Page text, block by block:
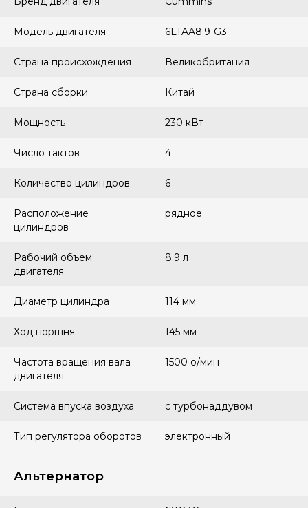
Модель двигателя 6LTAA8.9-G3
Страна происхождения Великобритания
Страна сборки Китай
Мощность 230 кВт
Число тактов 4
Количество цилиндров 6
Расположение
цилиндров
рядное
Рабочий объем
двигателя
8.9 л
Диаметр цилиндра 114 мм
Ход поршня 145 мм
Частота вращения вала
двигателя
1500 о/мин
Система впуска воздуха с турбонаддувом
Тип регулятора оборотов электронный
Альтернатор